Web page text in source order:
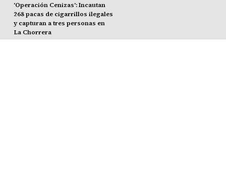
'Operación Cenizas': Incautan
268 pacas de cigarrillos ilegales
y capturan a tres personas en
La Chorrera